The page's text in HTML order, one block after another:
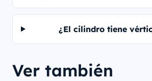
¿El cilindro tiene
Ver también